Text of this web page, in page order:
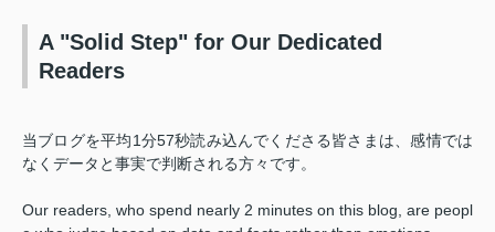
A "Solid Step" for Our Dedicated
Readers
当ブログを平均1分57秒読み込んでくださる皆さまは、感情では
なくデータと事実で判断される方々です。
Our readers, who spend nearly 2 minutes on this blog, are peopl